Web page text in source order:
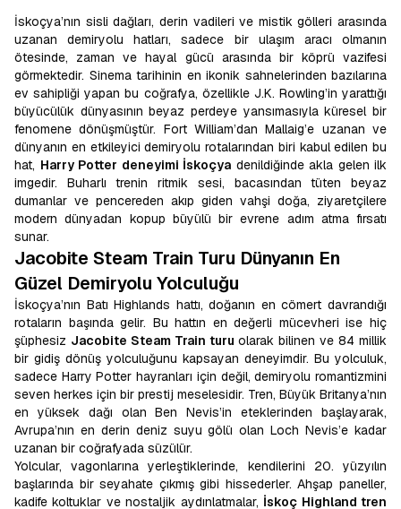
İskoçya’nın sisli dağları, derin vadileri ve mistik gölleri arasında
uzanan demiryolu hatları, sadece bir ulaşım aracı olmanın
ötesinde, zaman ve hayal gücü arasında bir köprü vazifesi
görmektedir. Sinema tarihinin en ikonik sahnelerinden bazılarına
ev sahipliği yapan bu coğrafya, özellikle J.K. Rowling’in yarattığı
büyücülük dünyasının beyaz perdeye yansımasıyla küresel bir
fenomene dönüşmüştür. Fort William’dan Mallaig’e uzanan ve
dünyanın en etkileyici demiryolu rotalarından biri kabul edilen bu
hat, Harry Potter deneyimi İskoçya denildiğinde akla gelen ilk
imgedir. Buharlı trenin ritmik sesi, bacasından tüten beyaz
dumanlar ve pencereden akıp giden vahşi doğa, ziyaretçilere
modern dünyadan kopup büyülü bir evrene adım atma fırsatı
sunar.
Jacobite Steam Train Turu Dünyanın En
Güzel Demiryolu Yolculuğu
İskoçya’nın Batı Highlands hattı, doğanın en cömert davrandığı
rotaların başında gelir. Bu hattın en değerli mücevheri ise hiç
şüphesiz Jacobite Steam Train turu olarak bilinen ve 84 millik
bir gidiş dönüş yolculuğunu kapsayan deneyimdir. Bu yolculuk,
sadece Harry Potter hayranları için değil, demiryolu romantizmini
seven herkes için bir prestij meselesidir. Tren, Büyük Britanya’nın
en yüksek dağı olan Ben Nevis’in eteklerinden başlayarak,
Avrupa’nın en derin deniz suyu gölü olan Loch Nevis’e kadar
uzanan bir coğrafyada süzülür.
Yolcular, vagonlarına yerleştiklerinde, kendilerini 20. yüzyılın
başlarında bir seyahate çıkmış gibi hissederler. Ahşap paneller,
kadife koltuklar ve nostaljik aydınlatmalar, İskoç Highland tren